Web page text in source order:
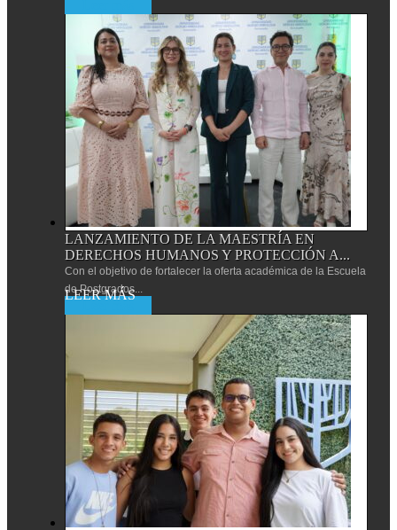
LANZAMIENTO DE LA MAESTRÍA EN
DERECHOS HUMANOS Y PROTECCIÓN A...
Con el objetivo de fortalecer la oferta académica de la Escuela
de Postgrados...